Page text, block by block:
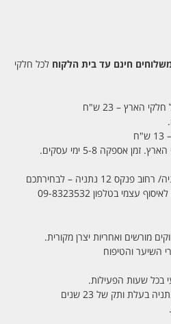
חינם עד בית הלקוח לכל חלקי
הארץ – 23 ש"ח
– 13 ש"ח
בטלפון 09-8323532
מורשים ואחריות יצרן מקורית.
בכל שעות הפעילות.
בעלת ותק של 23 שנים